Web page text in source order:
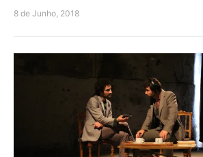
8 de Junho, 2018